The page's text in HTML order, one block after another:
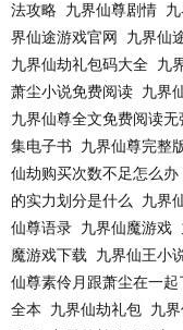
法攻略 九界仙尊剧情
界仙途游戏官网
九界仙
九界仙劫礼包码大全 九
萧尘小说免费阅读 九界
九界仙尊全文免费阅读无
集电子书
九界仙尊完整
仙劫购买次数不足怎么办
的实力划分是什么
九界
仙尊语录 九界仙魔游戏
魔游戏下载
九界仙王小
仙尊素伶月跟萧尘在一起
全本
九界仙劫礼包 九